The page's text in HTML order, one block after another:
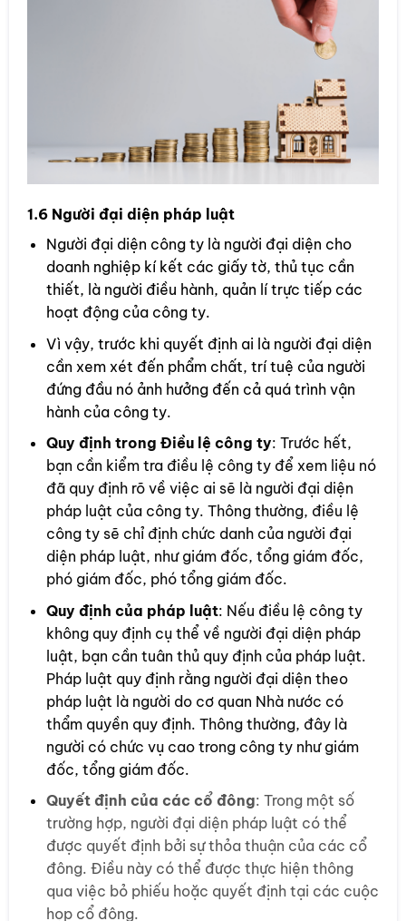
1.6 Người đại diện pháp luật
Người đại diện công ty là người đại diện cho
doanh nghiệp kí kết các giấy tờ, thủ tục cần
thiết, là người điều hành, quản lí trực tiếp các
hoạt động của công ty.
Vì vậy, trước khi quyết định ai là người đại diện
cần xem xét đến phẩm chất, trí tuệ của người
đứng đầu nó ảnh hưởng đến cả quá trình vận
hành của công ty.
Quy định trong Điều lệ công ty: Trước hết,
bạn cần kiểm tra điều lệ công ty để xem liệu nó
đã quy định rõ về việc ai sẽ là người đại diện
pháp luật của công ty. Thông thường, điều lệ
công ty sẽ chỉ định chức danh của người đại
diện pháp luật, như giám đốc, tổng giám đốc,
phó giám đốc, phó tổng giám đốc.
Quy định của pháp luật: Nếu điều lệ công ty
không quy định cụ thể về người đại diện pháp
luật, bạn cần tuân thủ quy định của pháp luật.
Pháp luật quy định rằng người đại diện theo
pháp luật là người do cơ quan Nhà nước có
thẩm quyền quy định. Thông thường, đây là
người có chức vụ cao trong công ty như giám
đốc, tổng giám đốc.
Quyết định của các cổ đông: Trong một số
trường hợp, người đại diện pháp luật có thể
được quyết định bởi sự thỏa thuận của các cổ
đông. Điều này có thể được thực hiện thông
qua việc bỏ phiếu hoặc quyết định tại các cuộc
họp cổ đông.